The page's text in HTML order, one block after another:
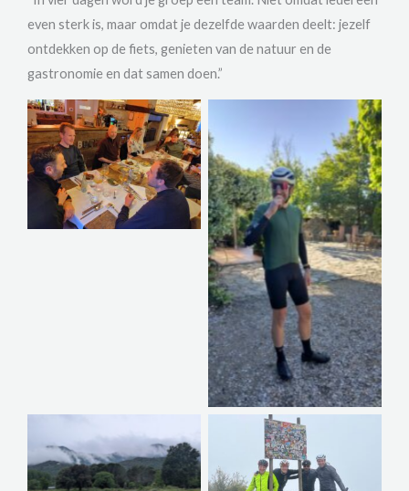
even sterk is, maar omdat je dezelfde waarden deelt: jezelf
ontdekken op de fiets, genieten van de natuur en de
gastronomie en dat samen doen.”
Geen bijschrift
Geen bijschrift
Geen bijschrift
Geen bijschrift